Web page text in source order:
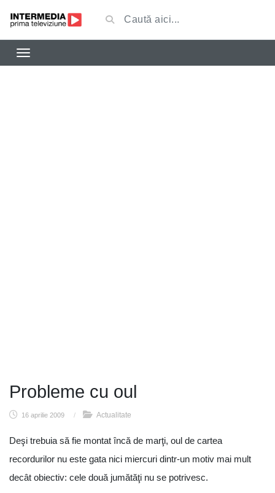
Probleme cu oul
16 aprilie 2009 / Actualitate
Deşi trebuia să fie montat încă de marţi, oul de cartea
recordurilor nu este gata nici miercuri dintr-un motiv mai mult
decât obiectiv: cele două jumătăţi nu se potrivesc.